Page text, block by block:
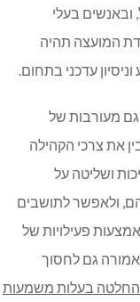
ובאנשים בעלי
המועצה תהיה
עדכני בתחום.
גם מעורבות של
את צרכי הקהילה
ושליטה על
ולאפשר לתושבים
פעילויות של
אמורה גם לחסוך
החלטה בעלות משמעות